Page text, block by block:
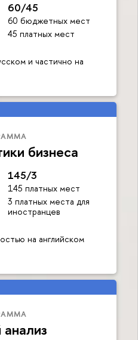
60/45
60 бюджетных мест
45 платных мест
и частично на
бизнеса
145/3
145 платных мест
3 платных места для
иностранцев
на английском